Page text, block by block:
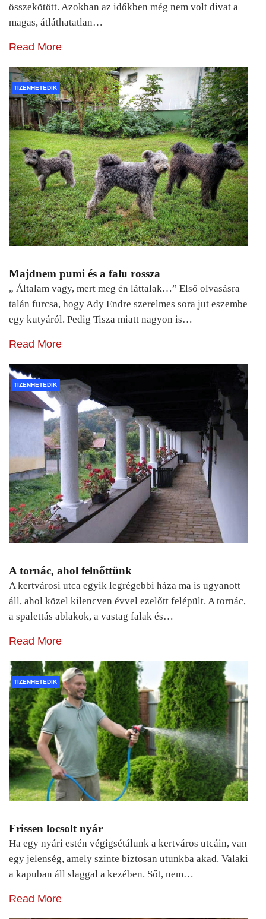
összekötött. Azokban az időkben még nem volt divat a
magas, átláthatatlan…
Read More
TIZENHETEDIK
Majdnem pumi és a falu rossza
„ Általam vagy, mert meg én láttalak…” Első olvasásra
talán furcsa, hogy Ady Endre szerelmes sora jut eszembe
egy kutyáról. Pedig Tisza miatt nagyon is…
Read More
TIZENHETEDIK
A tornác, ahol felnőttünk
A kertvárosi utca egyik legrégebbi háza ma is ugyanott
áll, ahol közel kilencven évvel ezelőtt felépült. A tornác,
a spalettás ablakok, a vastag falak és…
Read More
TIZENHETEDIK
Frissen locsolt nyár
Ha egy nyári estén végigsétálunk a kertváros utcáin, van
egy jelenség, amely szinte biztosan utunkba akad. Valaki
a kapuban áll slaggal a kezében. Sőt, nem…
Read More